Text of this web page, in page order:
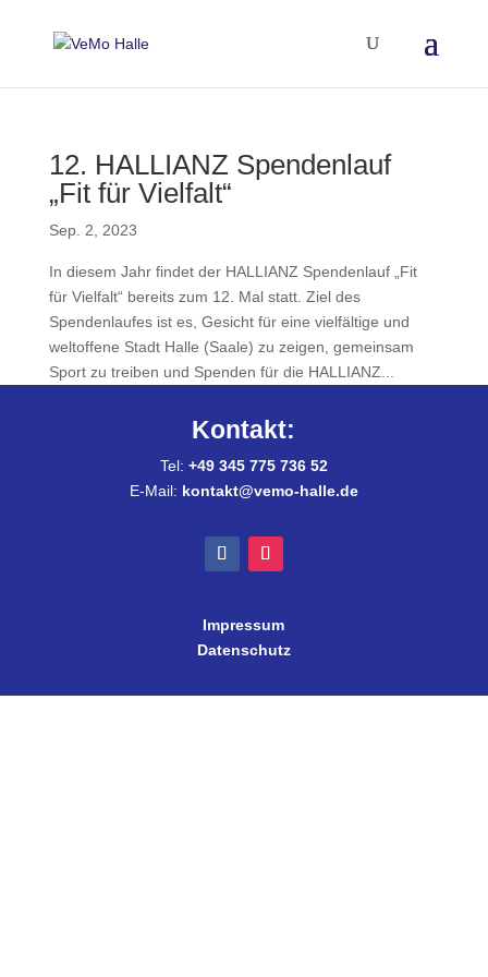
12. HALLIANZ Spendenlauf
„Fit für Vielfalt“
Sep. 2, 2023
In diesem Jahr findet der HALLIANZ Spendenlauf „Fit
für Vielfalt“ bereits zum 12. Mal statt. Ziel des
Spendenlaufes ist es, Gesicht für eine vielfältige und
weltoffene Stadt Halle (Saale) zu zeigen, gemeinsam
Sport zu treiben und Spenden für die HALLIANZ...
Kontakt:
Tel: +49 345 775 736 52
E-Mail: kontakt@vemo-halle.de
Impressum
Datenschutz